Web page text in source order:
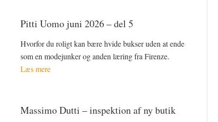
Pitti Uomo juni 2026 – del 5
Hvorfor du roligt kan bære hvide bukser uden at ende
som en modejunker og anden læring fra Firenze.
Læs mere
Massimo Dutti – inspektion af ny butik